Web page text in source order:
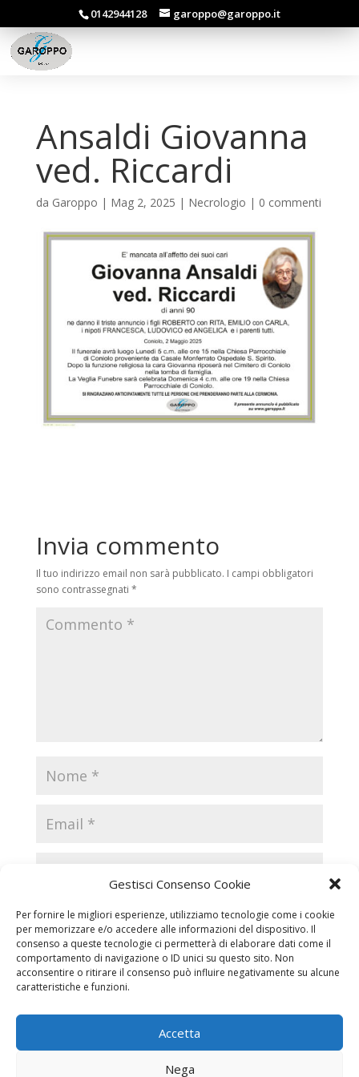
Gestisci Consenso Cookie
Per fornire le migliori esperienze, utilizziamo tecnologie come i cookie
per memorizzare e/o accedere alle informazioni del dispositivo. Il
consenso a queste tecnologie ci permetterà di elaborare dati come il
comportamento di navigazione o ID unici su questo sito. Non
acconsentire o ritirare il consenso può influire negativamente su alcune
caratteristiche e funzioni.
Accetta
Nega
0142944128 garoppo@garoppo.it
Ansaldi Giovanna
ved. Riccardi
da Garoppo | Mag 2, 2025 | Necrologio | 0 commenti
Invia commento
Il tuo indirizzo email non sarà pubblicato. I campi obbligatori
sono contrassegnati *
Necrologi Casale Monferrato